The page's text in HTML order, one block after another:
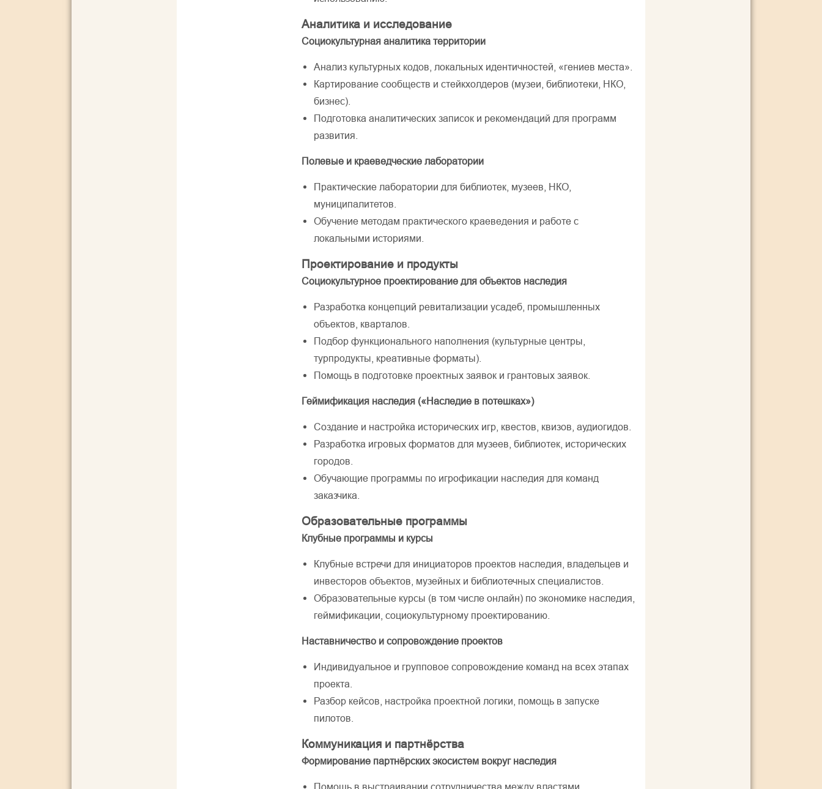
Аналитика и исследование
Социокультурная аналитика территории
Анализ культурных кодов, локальных идентичностей, «гениев места».
Картирование сообществ и стейкхолдеров (музеи, библиотеки, НКО,
бизнес).
Подготовка аналитических записок и рекомендаций для программ
развития.
Полевые и краеведческие лаборатории
Практические лаборатории для библиотек, музеев, НКО,
муниципалитетов.
Обучение методам практического краеведения и работе с
локальными историями.
Проектирование и продукты
Социокультурное проектирование для объектов наследия
Разработка концепций ревитализации усадеб, промышленных
объектов, кварталов.
Подбор функционального наполнения (культурные центры,
турпродукты, креативные форматы).
Помощь в подготовке проектных заявок и грантовых заявок.
Геймификация наследия («Наследие в потешках»)
Создание и настройка исторических игр, квестов, квизов, аудиогидов.
Разработка игровых форматов для музеев, библиотек, исторических
городов.
Обучающие программы по игрофикации наследия для команд
заказчика.
Образовательные программы
Клубные программы и курсы
Клубные встречи для инициаторов проектов наследия, владельцев и
инвесторов объектов, музейных и библиотечных специалистов.
Образовательные курсы (в том числе онлайн) по экономике наследия,
геймификации, социокультурному проектированию.
Наставничество и сопровождение проектов
Индивидуальное и групповое сопровождение команд на всех этапах
проекта.
Разбор кейсов, настройка проектной логики, помощь в запуске
пилотов.
Коммуникация и партнёрства
Формирование партнёрских экосистем вокруг наследия
Помощь в выстраивании сотрудничества между властями,